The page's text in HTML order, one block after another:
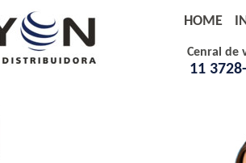
Cenral de
11
HOME